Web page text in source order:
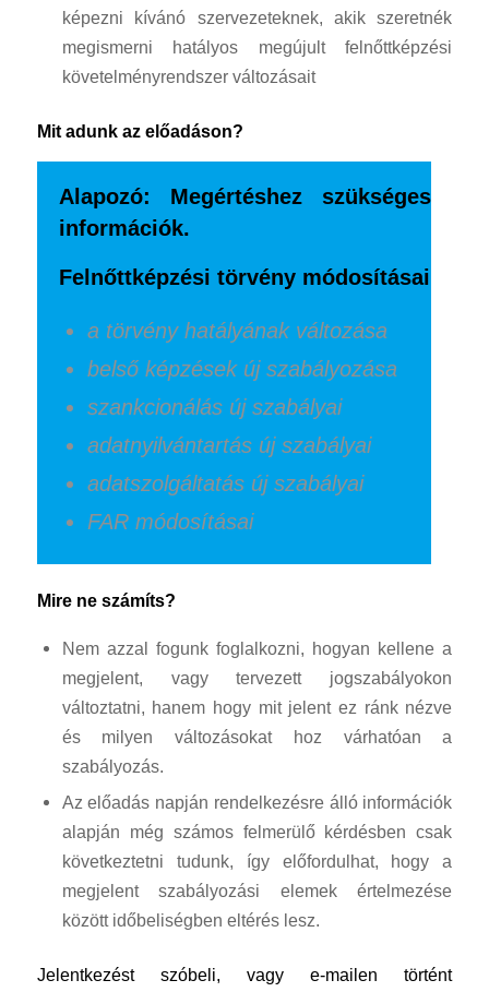
képezni kívánó szervezeteknek, akik szeretnék
megismerni hatályos megújult felnőttképzési
követelményrendszer változásait
Mit adunk az előadáson?
Alapozó: Megértéshez szükséges
információk.
Felnőttképzési törvény módosításai
a törvény hatályának változása
belső képzések új szabályozása
szankcionálás új szabályai
adatnyilvántartás új szabályai
adatszolgáltatás új szabályai
FAR módosításai
Mire ne számíts?
Nem azzal fogunk foglalkozni, hogyan kellene a
megjelent, vagy tervezett jogszabályokon
változtatni, hanem hogy mit jelent ez ránk nézve
és milyen változásokat hoz várhatóan a
szabályozás.
Az előadás napján rendelkezésre álló információk
alapján még számos felmerülő kérdésben csak
következtetni tudunk, így előfordulhat, hogy a
megjelent szabályozási elemek értelmezése
között időbeliségben eltérés lesz.
Jelentkezést szóbeli, vagy e-mailen történt